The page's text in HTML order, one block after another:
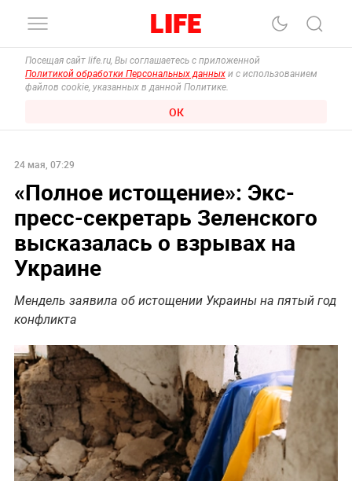
Посещая сайт life.ru, Вы соглашаетесь с приложенной
Политикой обработки Персональных данных и с использованием
файлов cookie, указанных в данной Политике.
ОК
24 мая, 07:29
«Полное истощение»: Экс-
пресс-секретарь Зеленского
высказалась о взрывах на
Украине
Мендель заявила об истощении Украины на пятый год
конфликта